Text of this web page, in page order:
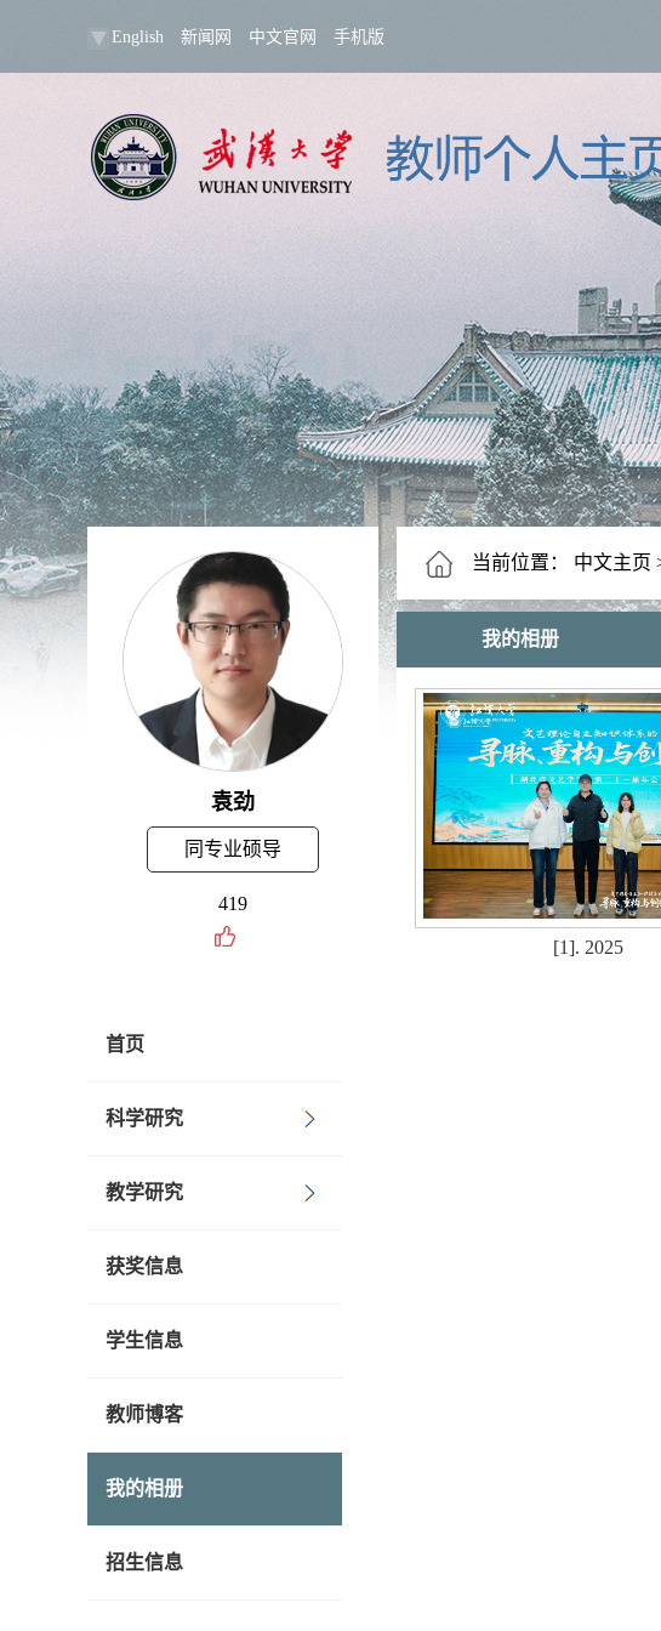
English 新闻网 中文官网 手机版
袁劲
同专业硕导
419
首页
科学研究
教学研究
获奖信息
学生信息
教师博客
我的相册
招生信息
当前位置： 中文主页
我的相册
[1]. 2025